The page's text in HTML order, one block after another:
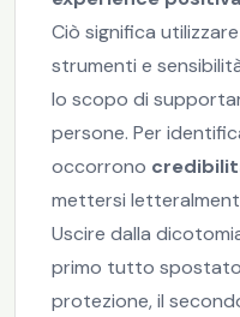
Ciò significa
strumenti e
lo scopo di
persone. Per
occorrono
mettersi
Uscire dalla
primo tutto spostato
protezione, il